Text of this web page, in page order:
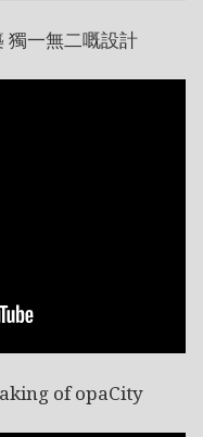
獨一無二嘅設計
of opaCity